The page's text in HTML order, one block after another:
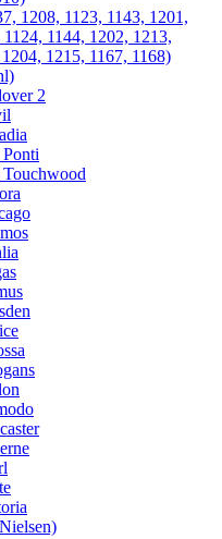
1208, 1123, 1143, 1201,
1144, 1202, 1213,
1215, 1167, 1168)
2